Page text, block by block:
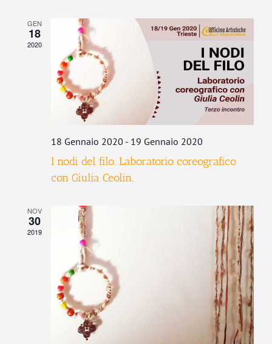
GEN
18
2020
18 Gennaio 2020 - 19 Gennaio 2020
I nodi del filo. Laboratorio coreografico
con Giulia Ceolin.
NOV
30
2019